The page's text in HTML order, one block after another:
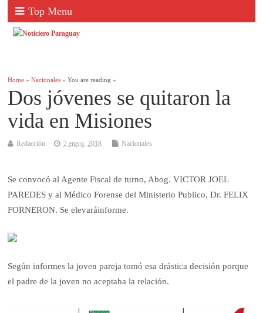
Top Menu
Home »Nacionales » You are reading »
Dos jóvenes se quitaron la
vida en Misiones
Redacción 2 enero, 2018 Nacionales
Se convocó al Agente Fiscal de turno, Abog. VICTOR JOEL
PAREDES y al Médico Forense del Ministerio Publico, Dr. FELIX
FORNERON. Se elevaráinforme.
Según informes la joven pareja tomó esa drástica decisión porque
el padre de la joven no aceptaba la relación.